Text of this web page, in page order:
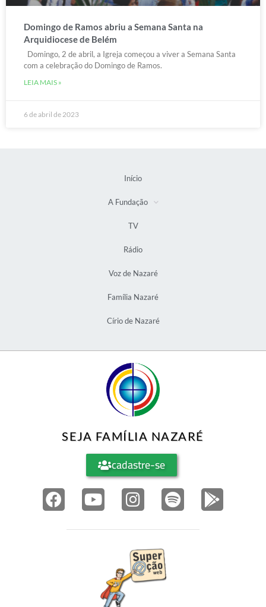
Domingo de Ramos abriu a Semana Santa na
Arquidiocese de Belém
Domingo, 2 de abril, a Igreja começou a viver a Semana Santa
com a celebração do Domingo de Ramos.
LEIA MAIS »
6 de abril de 2023
Início
A Fundação
TV
Rádio
Voz de Nazaré
Família Nazaré
Círio de Nazaré
SEJA FAMÍLIA NAZARÉ
cadastre-se